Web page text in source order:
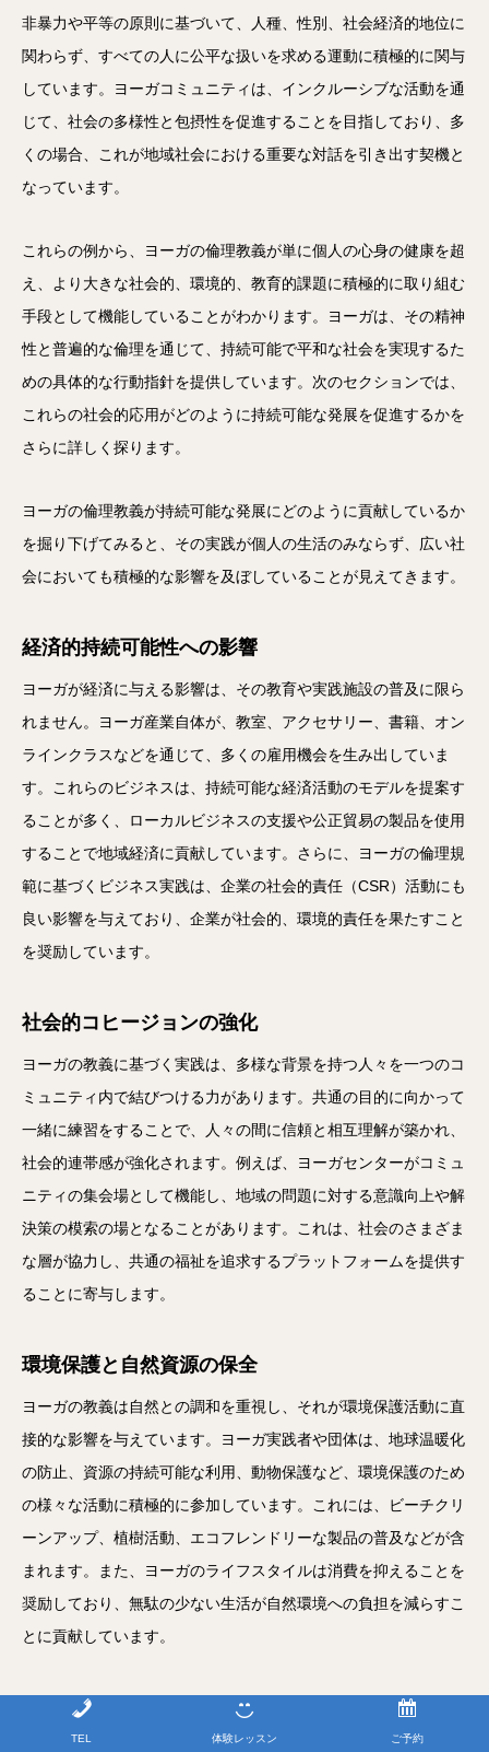
非暴力や平等の原則に基づいて、人種、性別、社会経済的地位に
関わらず、すべての人に公平な扱いを求める運動に積極的に関与
しています。ヨーガコミュニティは、インクルーシブな活動を通
じて、社会の多様性と包摂性を促進することを目指しており、多
くの場合、これが地域社会における重要な対話を引き出す契機と
なっています。
これらの例から、ヨーガの倫理教義が単に個人の心身の健康を超
え、より大きな社会的、環境的、教育的課題に積極的に取り組む
手段として機能していることがわかります。ヨーガは、その精神
性と普遍的な倫理を通じて、持続可能で平和な社会を実現するた
めの具体的な行動指針を提供しています。次のセクションでは、
これらの社会的応用がどのように持続可能な発展を促進するかを
さらに詳しく探ります。
ヨーガの倫理教義が持続可能な発展にどのように貢献しているか
を掘り下げてみると、その実践が個人の生活のみならず、広い社
会においても積極的な影響を及ぼしていることが見えてきます。
経済的持続可能性への影響
ヨーガが経済に与える影響は、その教育や実践施設の普及に限ら
れません。ヨーガ産業自体が、教室、アクセサリー、書籍、オン
ラインクラスなどを通じて、多くの雇用機会を生み出していま
す。これらのビジネスは、持続可能な経済活動のモデルを提案す
ることが多く、ローカルビジネスの支援や公正貿易の製品を使用
することで地域経済に貢献しています。さらに、ヨーガの倫理規
範に基づくビジネス実践は、企業の社会的責任（CSR）活動にも
良い影響を与えており、企業が社会的、環境的責任を果たすこと
を奨励しています。
社会的コヒージョンの強化
ヨーガの教義に基づく実践は、多様な背景を持つ人々を一つのコ
ミュニティ内で結びつける力があります。共通の目的に向かって
一緒に練習をすることで、人々の間に信頼と相互理解が築かれ、
社会的連帯感が強化されます。例えば、ヨーガセンターがコミュ
ニティの集会場として機能し、地域の問題に対する意識向上や解
決策の模索の場となることがあります。これは、社会のさまざま
な層が協力し、共通の福祉を追求するプラットフォームを提供す
ることに寄与します。
環境保護と自然資源の保全
ヨーガの教義は自然との調和を重視し、それが環境保護活動に直
接的な影響を与えています。ヨーガ実践者や団体は、地球温暖化
の防止、資源の持続可能な利用、動物保護など、環境保護のため
の様々な活動に積極的に参加しています。これには、ビーチクリ
ーンアップ、植樹活動、エコフレンドリーな製品の普及などが含
まれます。また、ヨーガのライフスタイルは消費を抑えることを
奨励しており、無駄の少ない生活が自然環境への負担を減らすこ
とに貢献しています。
教育と健康の促進
TEL 体験レッスン ご予約